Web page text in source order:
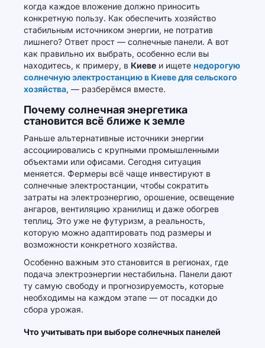
когда каждое вложение должно приносить
конкретную пользу. Как обеспечить хозяйство
стабильным источником энергии, не потратив
лишнего? Ответ прост — солнечные панели. А вот
как правильно их выбрать, особенно если вы
находитесь, к примеру, в Киеве и ищете недорогую
солнечную электростанцию в Киеве для сельского
хозяйства, — разберёмся вместе.
Почему солнечная энергетика
становится всё ближе к земле
Раньше альтернативные источники энергии
ассоциировались с крупными промышленными
объектами или офисами. Сегодня ситуация
меняется. Фермеры всё чаще инвестируют в
солнечные электростанции, чтобы сократить
затраты на электроэнергию, орошение, освещение
ангаров, вентиляцию хранилищ и даже обогрев
теплиц. Это уже не футуризм, а реальность,
которую можно адаптировать под размеры и
возможности конкретного хозяйства.
Особенно важным это становится в регионах, где
подача электроэнергии нестабильна. Панели дают
ту самую свободу и прогнозируемость, которые
необходимы на каждом этапе — от посадки до
сбора урожая.
Что учитывать при выборе солнечных панелей